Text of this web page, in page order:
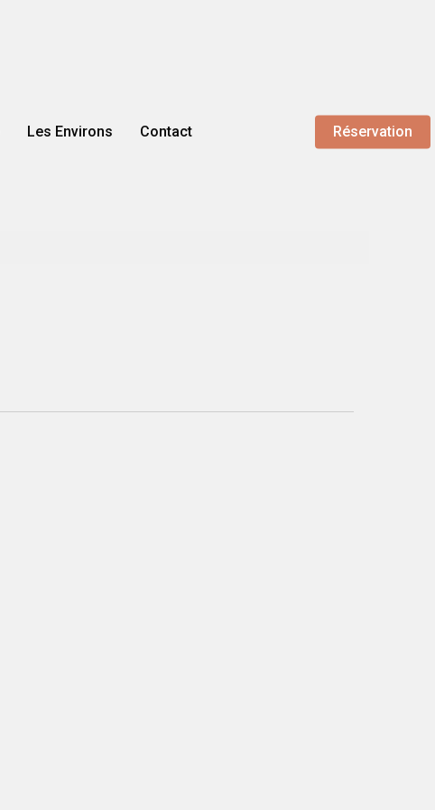
Les Environs Contact Réservation